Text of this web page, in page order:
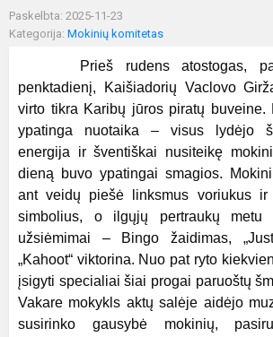
Paskelbta: 2025-11-23
Kategorija: Mokinių komitetas
Prieš rudens atostogas,
penktadienį, Kaišiadorių Vaclovo
virto tikra Karibų jūros piratų buveine.
ypatinga nuotaika – visus lydėjo
energija ir šventiškai nusiteikę
dieną buvo ypatingai smagios.
ant veidų piešė linksmus voriukus ir
simbolius, o ilgųjų pertraukų metu
užsiėmimai – Bingo žaidimas,
„Kahoot“ viktorina. Nuo pat ryto
įsigyti specialiai šiai progai paruoštų
Vakare mokykls aktų salėje aidėjo
susirinko gausybė mokinių,